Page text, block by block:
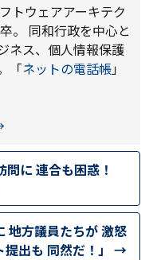
トウェアアーキテク
。 同和行政を中心と
ネス、個人情報保護
「ネットの電話帳」
問に 連合も困惑！
地方議員たちが 激怒
提出も 同然だ！」 →